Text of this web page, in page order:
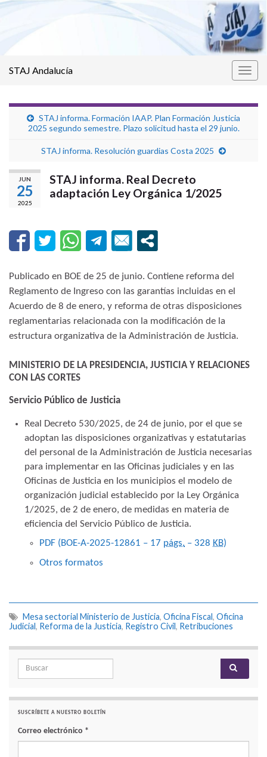
STAJ Andalucía
STAJ informa. Formación IAAP. Plan Formación Justicia
2025 segundo semestre. Plazo solicitud hasta el 29 junio.
STAJ informa. Resolución guardias Costa 2025
JUN
25
2025
STAJ informa. Real Decreto
adaptación Ley Orgánica 1/2025
Publicado en BOE de 25 de junio. Contiene reforma del
Reglamento de Ingreso con las garantías incluidas en el
Acuerdo de 8 de enero, y reforma de otras disposiciones
reglamentarias relacionada con la modificación de la
estructura organizativa de la Administración de Justicia.
MINISTERIO DE LA PRESIDENCIA, JUSTICIA Y RELACIONES
CON LAS CORTES
Servicio Público de Justicia
Real Decreto 530/2025, de 24 de junio, por el que se
adoptan las disposiciones organizativas y estatutarias
del personal de la Administración de Justicia necesarias
para implementar en las Oficinas judiciales y en las
Oficinas de Justicia en los municipios el modelo de
organización judicial establecido por la Ley Orgánica
1/2025, de 2 de enero, de medidas en materia de
eficiencia del Servicio Público de Justicia.
PDF (BOE-A-2025-12861 – 17 págs. – 328 KB)
Otros formatos
Mesa sectorial Ministerio de Justicia, Oficina Fiscal, Oficina
Judicial, Reforma de la Justicia, Registro Civil, Retribuciones
Search for:
SUSCRÍBETE A NUESTRO BOLETÍN
Correo electrónico *